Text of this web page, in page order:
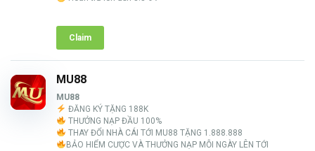
Claim
MU88
MU88
ĐĂNG KÝ TẶNG 188K
THƯỞNG NẠP ĐẦU 100%
THAY ĐỔI NHÀ CÁI TỚI MU88 TẶNG 1.888.888
BẢO HIỂM CƯỢC VÀ THƯỞNG NẠP MỖI NGÀY LÊN TỚI